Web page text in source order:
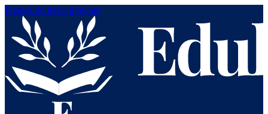
Przejdź do treści głównej